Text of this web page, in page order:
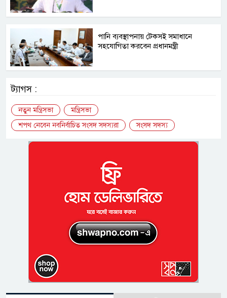
পানি ব্যবস্থাপনায় টেকসই সমাধানে
সহযোগিতা করবেন প্রধানমন্ত্রী
ট্যাগস :
নতুন মন্ত্রিসভা
মন্ত্রিসভা
শপথ নেবেন নবনির্বাচিত সংসদ সদস্যরা
সংসদ সদস্য